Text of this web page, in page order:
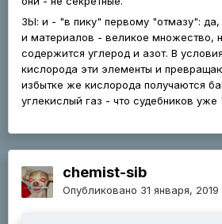
ЗЫ: и - "в пику" первому "отмазу":
и материалов - великое множество,
содержится углерод и азот. В
кислорода эти элементы и
избытке же кислорода получаются
углекислый газ - что судебников уже
chemist-sib
Опубликовано 31 января, 2019